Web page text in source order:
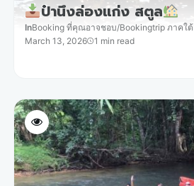
ป๋านึงล่องแก่ง สตูล
InBooking ที่คุณอาจชอบ/Bookingtrip ภาคใต้
March 13, 2026
1 min read